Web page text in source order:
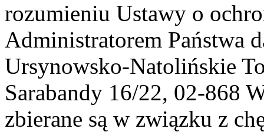
rozumieniu Ustawy o
Administratorem Państwa
Ursynowsko-Natolińskie
Sarabandy 16/22, 02-868
zbierane są w związku z